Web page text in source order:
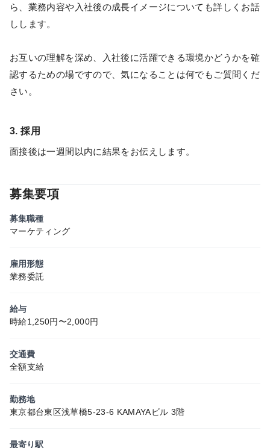
ら、業務内容や入社後の成長イメージについても詳しくお話
しします。
お互いの理解を深め、入社後に活躍できる環境かどうかを確
認するための場ですので、気になることは何でもご質問くだ
さい。
3. 採用
面接後は一週間以内に結果をお伝えします。
募集要項
募集職種
マーケティング
雇用形態
業務委託
給与
時給1,250円〜2,000円
交通費
全額支給
勤務地
東京都台東区浅草橋5-23-6 KAMAYAビル 3階
最寄り駅